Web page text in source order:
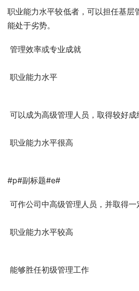
职业能力水平较低者，可以担任基层
能处于劣势。
管理效率或专业成就
职业能力水平
可以成为高级管理人员，取得较好成
职业能力水平很高
#p#副标题#e#
可作公司中高级管理人员，并取得一
职业能力水平较高
能够胜任初级管理工作